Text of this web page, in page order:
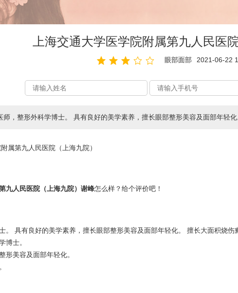
上海交通大学医学院附属第九人民医
眼部面部 2021-06-22
师，整形外科学博士。 具有良好的美学素养，擅长眼部整形美容及面部年轻
属第九人民医院（上海九院）
九人民医院（上海九院）谢峰怎么样？给个评价吧！
。 具有良好的美学素养，擅长眼部整形美容及面部年轻化。 擅长大面积烧伤
博士。
形美容及面部年轻化。
张器治疗。